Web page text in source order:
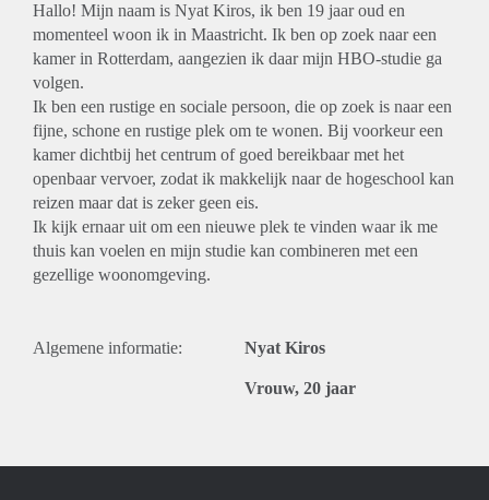
Hallo! Mijn naam is Nyat Kiros, ik ben 19 jaar oud en
momenteel woon ik in Maastricht. Ik ben op zoek naar een
kamer in Rotterdam, aangezien ik daar mijn HBO-studie ga
volgen.
Ik ben een rustige en sociale persoon, die op zoek is naar een
fijne, schone en rustige plek om te wonen. Bij voorkeur een
kamer dichtbij het centrum of goed bereikbaar met het
openbaar vervoer, zodat ik makkelijk naar de hogeschool kan
reizen maar dat is zeker geen eis.
Ik kijk ernaar uit om een nieuwe plek te vinden waar ik me
thuis kan voelen en mijn studie kan combineren met een
gezellige woonomgeving.
Algemene informatie: Nyat Kiros
Vrouw, 20 jaar